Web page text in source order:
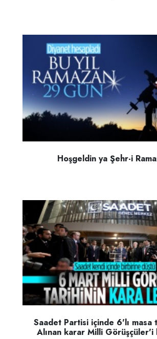
Hoşgeldin ya Şehr-i
Saadet Partisi içinde 6'lı masa
Alınan karar Milli Görüşçüler'i